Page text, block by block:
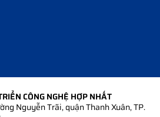
CÔNG NGHỆ HỢP NHẤT
Nguyễn Trãi, quận Thanh Xuân, TP.